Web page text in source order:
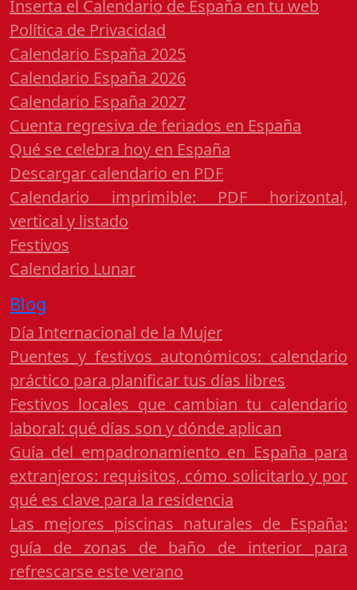
Inserta el Calendario de España en tu web
Política de Privacidad
Calendario España 2025
Calendario España 2026
Calendario España 2027
Cuenta regresiva de feriados en España
Qué se celebra hoy en España
Descargar calendario en PDF
Calendario imprimible: PDF horizontal,
vertical y listado
Festivos
Calendario Lunar
Blog
Día Internacional de la Mujer
Puentes y festivos autonómicos: calendario
práctico para planificar tus días libres
Festivos locales que cambian tu calendario
laboral: qué días son y dónde aplican
Guía del empadronamiento en España para
extranjeros: requisitos, cómo solicitarlo y por
qué es clave para la residencia
Las mejores piscinas naturales de España:
guía de zonas de baño de interior para
refrescarse este verano